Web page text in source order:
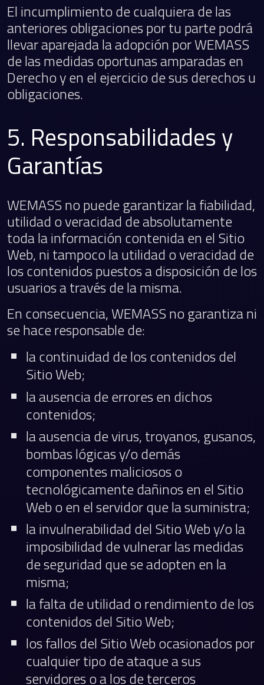
El incumplimiento de cualquiera de las
anteriores obligaciones por tu parte podrá
llevar aparejada la adopción por WEMASS
de las medidas oportunas amparadas en
Derecho y en el ejercicio de sus derechos u
obligaciones.
5. Responsabilidades y
Garantías
WEMASS no puede garantizar la fiabilidad,
utilidad o veracidad de absolutamente
toda la información contenida en el Sitio
Web, ni tampoco la utilidad o veracidad de
los contenidos puestos a disposición de los
usuarios a través de la misma.
En consecuencia, WEMASS no garantiza ni
se hace responsable de:
la continuidad de los contenidos del
Sitio Web;
la ausencia de errores en dichos
contenidos;
la ausencia de virus, troyanos, gusanos,
bombas lógicas y/o demás
componentes maliciosos o
tecnológicamente dañinos en el Sitio
Web o en el servidor que la suministra;
la invulnerabilidad del Sitio Web y/o la
imposibilidad de vulnerar las medidas
de seguridad que se adopten en la
misma;
la falta de utilidad o rendimiento de los
contenidos del Sitio Web;
los fallos del Sitio Web ocasionados por
cualquier tipo de ataque a sus
servidores o a los de terceros